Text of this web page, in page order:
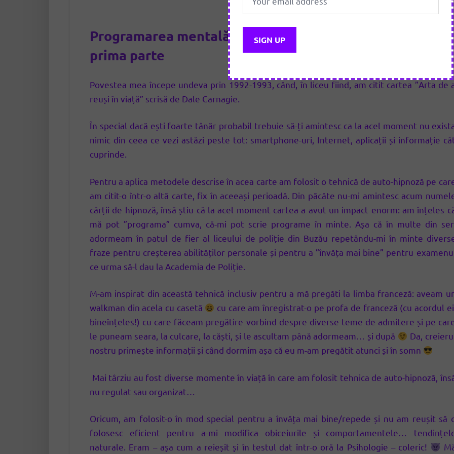
Programarea mentală: cum am început o nouă viață –
prima parte
Povestea mea începe undeva prin 1992-1993, când, în liceu fiind, am citit cartea ”Arta de
reuși în viață” scrisă de Dale Carnagie.
În special dacă ești foarte tânăr probabil trebuie să-ți amintesc ca la acel moment nu
nimic din ceea ce vezi astăzi peste tot: smartphone-uri, Internet, aplicații și informație
cuprinde.
Pentru a aplica metodele descrise în acea carte am folosit o tehnică de auto-hipnoză pe
am citit-o într-o altă carte, fix în aceeași perioadă. Din păcăte nu-mi amintesc acum
cărții de hipnoză, însă știu că la acel moment cartea a avut un impact enorm: am înțeles
mă pot ”programa” cumva, că-mi pot scrie programe în minte. Așa că în multe din
adormeam în patul de fier al liceului de poliție din Buzău repetându-mi în minte
fraze pentru creșterea abilităților personale și pentru a ”învăța mai bine” pentru
ce urma să-l dau la Academia de Poliție.
M-am inspirat din această tehnică inclusiv pentru a mă pregăti la limba franceză: aveam
walkman din acela cu casetă
cu care am înregistrat-o pe profa de franceză (cu acordul ei,
bineînțeles!) cu care făceam pregătire vorbind despre diverse teme de admitere și pe
le puneam seara, la culcare, la căști, și le ascultam până adormeam… și după
Da,
nostru primește informații și când dormim așa că eu m-am pregătit atunci și în somn
Mai târziu au fost diverse momente în viață în care am folosit tehnica de auto-hipnoză,
nu regulat sau organizat…
Oricum, am folosit-o în mod special pentru a învăța mai bine/repede și nu am reușit să
folosesc eficient pentru a-mi modifica obiceiurile și comportamentele…
naturale. Eram – așa cum a reieșit și în testul dat într-o oră la Psihologie – coleric!